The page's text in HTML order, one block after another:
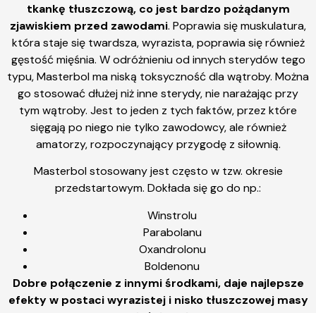
tkankę tłuszczową, co jest bardzo pożądanym
zjawiskiem przed zawodami. Poprawia się muskulatura,
która staje się twardsza, wyrazista, poprawia się również
gęstość mięśnia. W odróżnieniu od innych sterydów tego
typu, Masterbol ma niską toksyczność dla wątroby. Można
go stosować dłużej niż inne sterydy, nie narażając przy
tym wątroby. Jest to jeden z tych faktów, przez które
sięgają po niego nie tylko zawodowcy, ale również
amatorzy, rozpoczynający przygodę z siłownią.
Masterbol stosowany jest często w tzw. okresie
przedstartowym. Dokłada się go do np.:
Winstrolu
Parabolanu
Oxandrolonu
Boldenonu
Dobre połączenie z innymi środkami, daje najlepsze
efekty w postaci wyrazistej i nisko tłuszczowej masy